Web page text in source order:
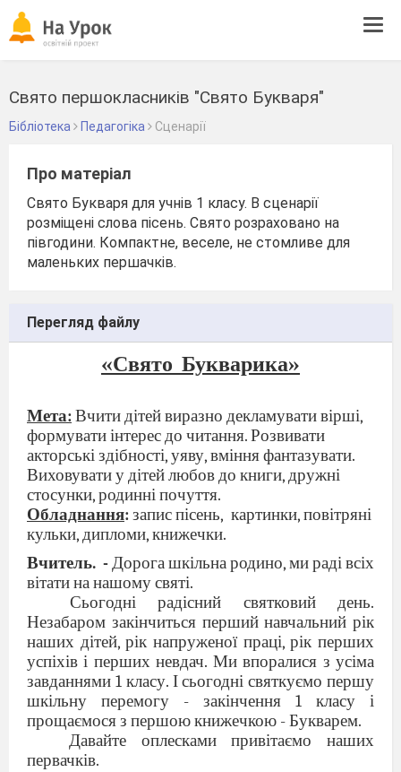
Свято першокласників "Свято Букваря"
Бібліотека Педагогіка Сценарії
Про матеріал
Свято Букваря для учнів 1 класу. В сценарії
розміщені слова пісень. Свято розраховано на
півгодини. Компактне, веселе, не стомливе для
маленьких першачків.
Перегляд файлу
«Свято Букварика»
Мета:Вчити дітей виразно декламувати вірші,
формувати інтерес до читання. Розвивати
акторські здібності, уяву, вміння фантазувати.
Виховувати у дітей любов до книги, дружні
стосунки, родинні почуття.
Обладнання:запис пісень, картинки, повітряні
кульки, дипломи, книжечки.
Вчитель. -Дорога шкільна родино, ми раді всіх
вітати на нашому святі.
Сьогодні радісний святковий день.
Незабаром закінчиться перший навчальний рік
наших дітей, рік напруженої праці, рік перших
успіхів і перших невдач. Ми впоралися з усіма
завданнями 1 класу. І сьогодні святкуємо першу
шкільну перемогу - закінчення 1 класу і
прощаємося з першою книжечкою - Букварем.
Давайте оплесками привітаємо наших
первачків.